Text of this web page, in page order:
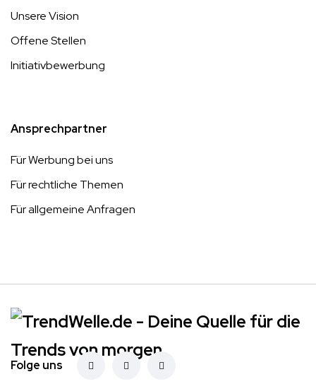
Unsere Vision
Offene Stellen
Initiativbewerbung
Ansprechpartner
Für Werbung bei uns
Für rechtliche Themen
Für allgemeine Anfragen
Folge uns